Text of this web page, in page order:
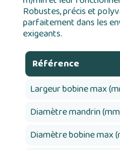
Robustes, précis et
parfaitement dans les
exigeants.
Référence
Largeur bobine max
Diamètre mandrin
Diamètre bobine max